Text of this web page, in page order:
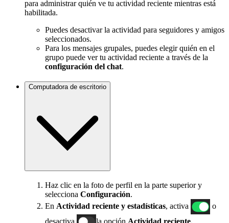
para administrar quién ve tu actividad reciente mientras está
habilitada.
Puedes desactivar la actividad para seguidores y amigos
seleccionados.
Para los mensajes grupales, puedes elegir quién en el
grupo puede ver tu actividad reciente a través de la
configuración del chat.
Computadora de escritorio
Haz clic en la foto de perfil en la parte superior y
selecciona Configuración.
En Actividad reciente y estadísticas, activa
o
desactiva
la opción Actividad reciente.